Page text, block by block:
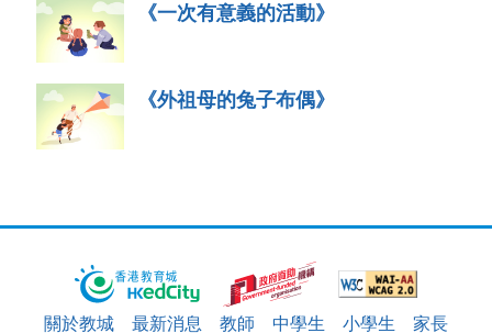
《一次有意義的活動》
《外祖母的兔子布偶》
關於教城 最新消息 教師 中學生 小學生 家長